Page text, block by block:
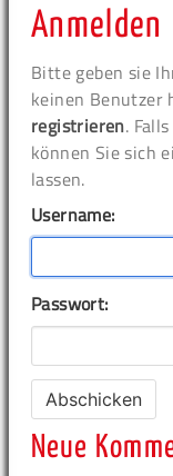
Anmelden
Bitte geben sie
keinen Benutzer
registrieren.
können Sie sich
lassen.
Username:
Passwort:
Neue